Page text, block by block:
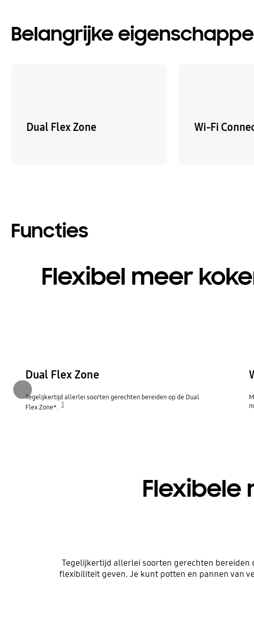
Belangrijke
Dual Flex Zone Wi-Fi
Functies
Flexibel meer
Dual Flex Zone
Tegelijkertijd allerlei soorten gerechten bereiden op de Dual
Flex Zone*. 1
Flexibele
Tegelijkertijd allerlei soorten gerechten bereiden
flexibiliteit geven. Je kunt potten en pannen van